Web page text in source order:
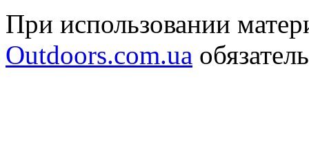
При использовании
Outdoors.com.ua